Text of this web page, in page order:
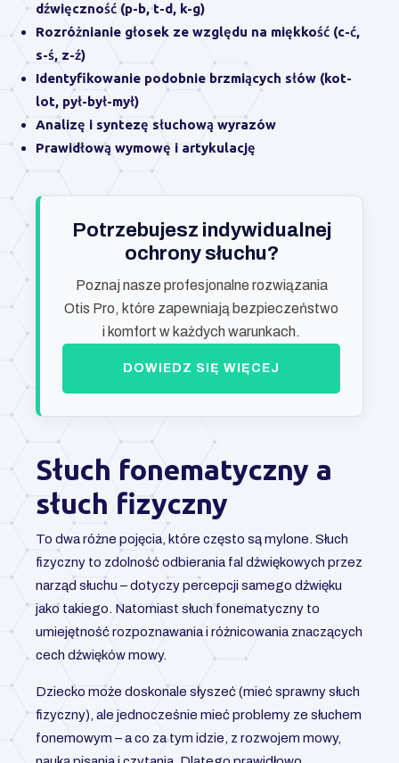
dźwięczność (p-b, t-d, k-g)
Rozróżnianie głosek ze względu na miękkość (c-ć,
s-ś, z-ź)
Identyfikowanie podobnie brzmiących słów (kot-
lot, pył-był-mył)
Analizę i syntezę słuchową wyrazów
Prawidłową wymowę i artykulację
Potrzebujesz indywidualnej
ochrony słuchu?
Poznaj nasze profesjonalne rozwiązania
Otis Pro, które zapewniają bezpieczeństwo
i komfort w każdych warunkach.
DOWIEDZ SIĘ WIĘCEJ
Słuch fonematyczny a
słuch fizyczny
To dwa różne pojęcia, które często są mylone. Słuch
fizyczny to zdolność odbierania fal dźwiękowych przez
narząd słuchu – dotyczy percepcji samego dźwięku
jako takiego. Natomiast słuch fonematyczny to
umiejętność rozpoznawania i różnicowania znaczących
cech dźwięków mowy.
Dziecko może doskonale słyszeć (mieć sprawny słuch
fizyczny), ale jednocześnie mieć problemy ze słuchem
fonemowym – a co za tym idzie, z rozwojem mowy,